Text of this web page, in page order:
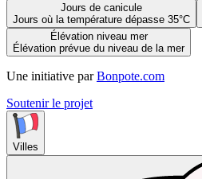
Jours de canicule
Jours où la température dépasse 35°C
Élévation niveau mer
Élévation prévue du niveau de la mer
Une initiative par Bonpote.com
Soutenir le projet
Villes